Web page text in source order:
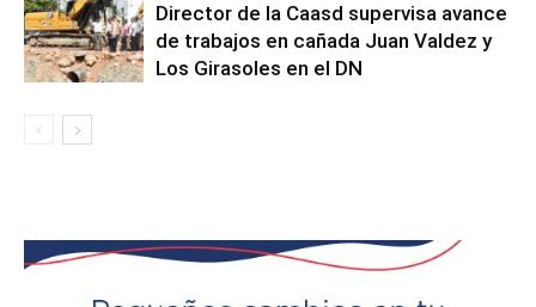
Director de la Caasd supervisa avance
de trabajos en cañada Juan Valdez y
Los Girasoles en el DN